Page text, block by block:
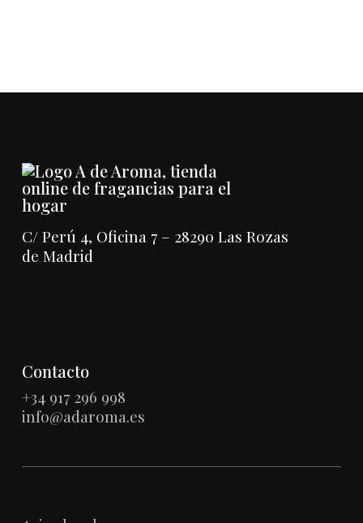
C/ Perú 4, Oficina 7 – 28290 Las Rozas
de Madrid
Contacto
+34 917 296 998
info@adaroma.es